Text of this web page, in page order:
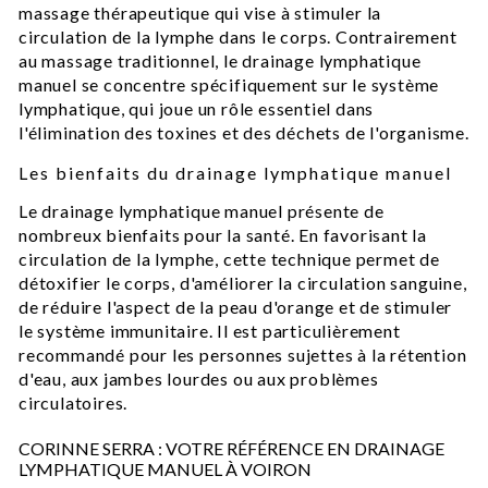
massage thérapeutique qui vise à stimuler la
circulation de la lymphe dans le corps. Contrairement
au massage traditionnel, le drainage lymphatique
manuel se concentre spécifiquement sur le système
lymphatique, qui joue un rôle essentiel dans
l'élimination des toxines et des déchets de l'organisme.
Les bienfaits du drainage lymphatique manuel
Le drainage lymphatique manuel présente de
nombreux bienfaits pour la santé. En favorisant la
circulation de la lymphe, cette technique permet de
détoxifier le corps, d'améliorer la circulation sanguine,
de réduire l'aspect de la peau d'orange et de stimuler
le système immunitaire. Il est particulièrement
recommandé pour les personnes sujettes à la rétention
d'eau, aux jambes lourdes ou aux problèmes
circulatoires.
CORINNE SERRA : VOTRE RÉFÉRENCE EN DRAINAGE
LYMPHATIQUE MANUEL À VOIRON